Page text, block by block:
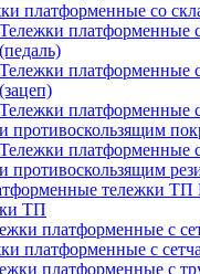
платформенные со
Тележки платформенные
(педаль)
Тележки платформенные
(зацеп)
Тележки платформенные
и противоскользящим
Тележки платформенные
и противоскользящим
ТП
платформенные с